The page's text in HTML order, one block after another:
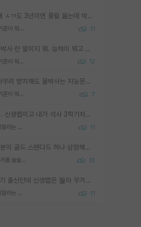
서당개 개 ㅅㄲ도 3년이면 풍월 읊는데 박사 5년 이상 대리고 있으면서 물된건 교수 탓 맞는ㄱ게 거기가 서당이 아니란 소리임
물박사의 기준이 뭐임? 11
능력없는박사 란 말이지 뭐. 능력이 뭐고 능력이 있다는게 뭔지는 사람마다 기준이 다르니까 얘기해봐야 서로 자기 기준만 얘기해서 논쟁이 끝이 안나고. 주위에서 능력있고 야심있는 신입생이 교수가 유의미한 피드백을 아예 안주면서 제대로된 과제에 참여해볼 기회도 제공하지 않고 잡일 뺑뺑이만 돌려서 맨날 단순작업만 하면서 밤새다가 눈빛이 점점 죽어가는걸 본 사람은 물박사는 교수탓이라고 하고, 교수는 이것저것 알려도 주고 기회도 주고 사수 동기 붙여주면서 어떻게든 끌고가려고 하는데 본인이 매일 뺀질거리면서 출근 하는둥마는둥 하다가 기껏 와서도 폰이나 쳐다보다가 실험 망치고 저녁약속있어서 먼저 가볼게요~ 하는걸 본 사람은 물박사는 본인탓이라고 함.
물박사의 기준이 뭐임? 12
교수가 아무리 방치해도 물박사는 지능문제고 본인 의지 문제임. 만물 교수탓 하는 애들이 이상한거임.
물박사의 기준이 뭐임? 7
가지마라. 신생랩이고 내가 석사 3학기차인데 최고참인데 나도 아무것도 모르는데 교수가 후배들 왜 논문 교육 안시키냐. 논문 왜 안 써오냐 닦달한다
신생랩가지말라는 이유가 있었구나 11
ML 대부분이 골드 스탠다드 하나 상정해놓고 (벤치마크 데이터셋이 여러 개면 여러 개 상정) 그거 얼마나 잘 맞추나 싸움임 가끔 번뜩이는 설계 철학을 보여주는 논문들도 있지만 대부분 그거 성적 얼마나 더 올리느라에 혈안이 되어 있는 측면이 잇음
AI 학회들 거품 슬슬 지적이 나오네요 10
신생랩 1기 출신인데 신생랩은 줠라 무거운 바벨 같은거임. 들면 대박인데 못들면 깔려 죽음. 아무도 알려주지 않는 환경에서 자생해야하지만, 일단 살아남았다면 그 어떤 사람보다 악착같고 생존력 높은 사람으로 거듭날 수 있음
신생랩가지말라는 이유가 있었구나 11